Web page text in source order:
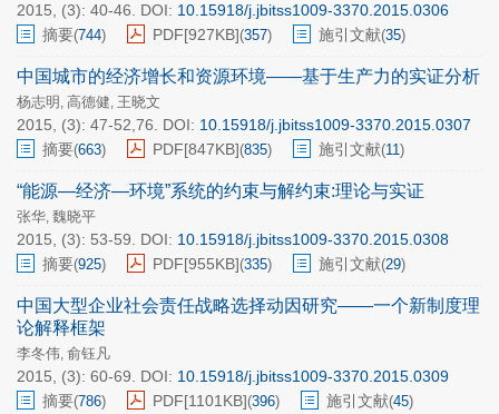
2015, (3): 40-46. DOI: 10.15918/j.jbitss1009-3370.2015.0306
摘要(744) PDF[927KB](357) 施引文献(35)
中国城市的经济增长和资源环境——基于生产力的实证分析
杨志明 , 高德健, 王晓文
2015, (3): 47-52,76. DOI: 10.15918/j.jbitss1009-3370.2015.0307
摘要(663) PDF[847KB](835) 施引文献(11)
“能源—经济—环境”系统的约束与解约束:理论与实证
张华, 魏晓平
2015, (3): 53-59. DOI: 10.15918/j.jbitss1009-3370.2015.0308
摘要(925) PDF[955KB](335) 施引文献(29)
中国大型企业社会责任战略选择动因研究——一个新制度理
论解释框架
李冬伟, 俞钰凡
2015, (3): 60-69. DOI: 10.15918/j.jbitss1009-3370.2015.0309
摘要(786) PDF[1101KB](396) 施引文献(45)